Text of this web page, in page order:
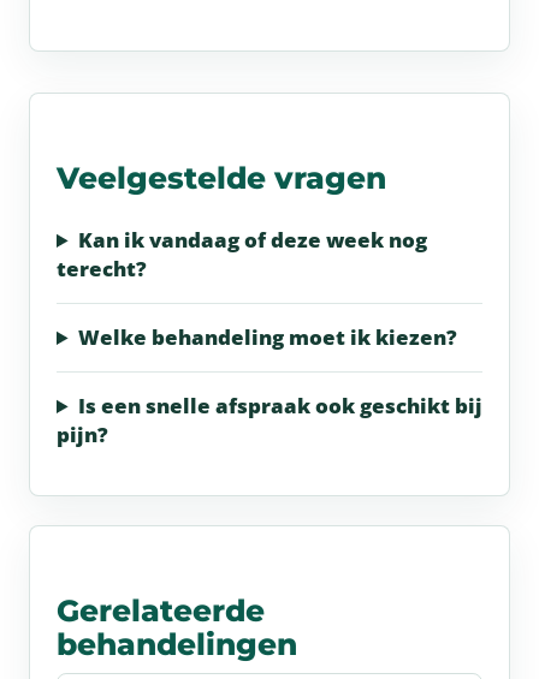
Veelgestelde vragen
Kan ik vandaag of deze week nog
terecht?
Welke behandeling moet ik kiezen?
Is een snelle afspraak ook geschikt bij
pijn?
Gerelateerde
behandelingen